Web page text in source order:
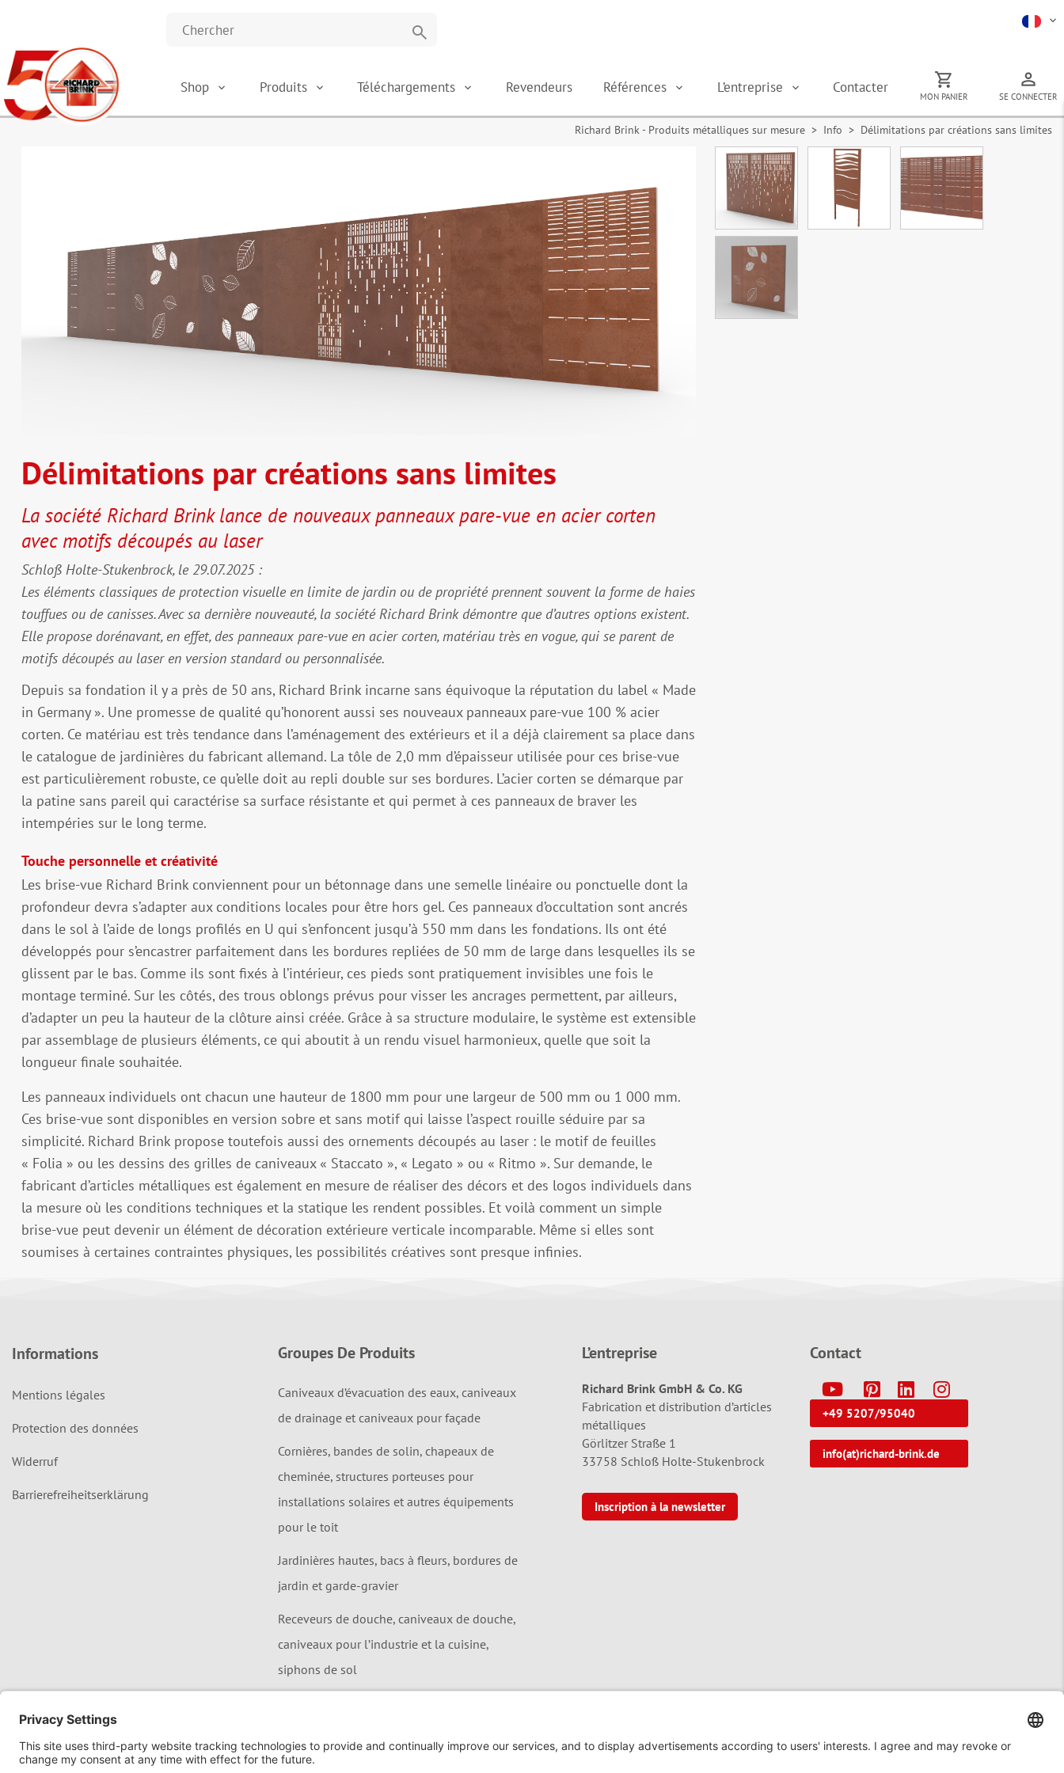
search
Shop Produits Téléchargements Revendeurs Références L’entreprise Contacter
MON PANIER SE CONNECTER
Richard Brink - Produits métalliques sur mesure > Info > Délimitations par créations sans limites
Délimitations par créations sans limites
La société Richard Brink lance de nouveaux panneaux pare-vue en acier corten
avec motifs découpés au laser
Schloß Holte-Stukenbrock, le 29.07.2025 :
Les éléments classiques de protection visuelle en limite de jardin ou de propriété prennent souvent la forme de haies
touffues ou de canisses. Avec sa dernière nouveauté, la société Richard Brink démontre que d’autres options existent.
Elle propose dorénavant, en effet, des panneaux pare-vue en acier corten, matériau très en vogue, qui se parent de
motifs découpés au laser en version standard ou personnalisée.
Depuis sa fondation il y a près de 50 ans, Richard Brink incarne sans équivoque la réputation du label « Made
in Germany ». Une promesse de qualité qu’honorent aussi ses nouveaux panneaux pare-vue 100 % acier
corten. Ce matériau est très tendance dans l’aménagement des extérieurs et il a déjà clairement sa place dans
le catalogue de jardinières du fabricant allemand. La tôle de 2,0 mm d’épaisseur utilisée pour ces brise-vue
est particulièrement robuste, ce qu’elle doit au repli double sur ses bordures. L’acier corten se démarque par
la patine sans pareil qui caractérise sa surface résistante et qui permet à ces panneaux de braver les
intempéries sur le long terme.
Touche personnelle et créativité
Les brise-vue Richard Brink conviennent pour un bétonnage dans une semelle linéaire ou ponctuelle dont la
profondeur devra s’adapter aux conditions locales pour être hors gel. Ces panneaux d’occultation sont ancrés
dans le sol à l’aide de longs profilés en U qui s’enfoncent jusqu’à 550 mm dans les fondations. Ils ont été
développés pour s’encastrer parfaitement dans les bordures repliées de 50 mm de large dans lesquelles ils se
glissent par le bas. Comme ils sont fixés à l’intérieur, ces pieds sont pratiquement invisibles une fois le
montage terminé. Sur les côtés, des trous oblongs prévus pour visser les ancrages permettent, par ailleurs,
d’adapter un peu la hauteur de la clôture ainsi créée. Grâce à sa structure modulaire, le système est extensible
par assemblage de plusieurs éléments, ce qui aboutit à un rendu visuel harmonieux, quelle que soit la
longueur finale souhaitée.
Les panneaux individuels ont chacun une hauteur de 1800 mm pour une largeur de 500 mm ou 1 000 mm.
Ces brise-vue sont disponibles en version sobre et sans motif qui laisse l’aspect rouille séduire par sa
simplicité. Richard Brink propose toutefois aussi des ornements découpés au laser : le motif de feuilles
« Folia » ou les dessins des grilles de caniveaux « Staccato », « Legato » ou « Ritmo ». Sur demande, le
fabricant d’articles métalliques est également en mesure de réaliser des décors et des logos individuels dans
la mesure où les conditions techniques et la statique les rendent possibles. Et voilà comment un simple
brise-vue peut devenir un élément de décoration extérieure verticale incomparable. Même si elles sont
soumises à certaines contraintes physiques, les possibilités créatives sont presque infinies.
Informations
Mentions légales
Protection des données
Widerruf
Barrierefreiheitserklärung
Groupes De Produits
Caniveaux d’évacuation des eaux, caniveaux
de drainage et caniveaux pour façade
Cornières, bandes de solin, chapeaux de
cheminée, structures porteuses pour
installations solaires et autres équipements
pour le toit
Jardinières hautes, bacs à fleurs, bordures de
jardin et garde-gravier
Receveurs de douche, caniveaux de douche,
caniveaux pour l’industrie et la cuisine,
siphons de sol
L’entreprise
Richard Brink GmbH & Co. KG
Fabrication et distribution d’articles
métalliques
Görlitzer Straße 1
33758 Schloß Holte-Stukenbrock
Inscription à la newsletter
Contact
+49 5207/95040
info(at)richard-brink.de